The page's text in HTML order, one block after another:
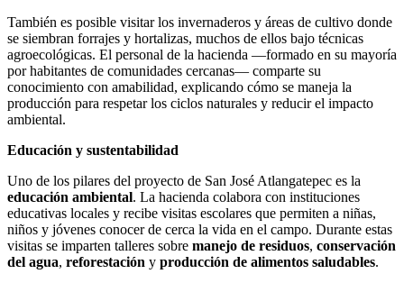
También es posible visitar los invernaderos y áreas de cultivo donde
se siembran forrajes y hortalizas, muchos de ellos bajo técnicas
agroecológicas. El personal de la hacienda —formado en su mayoría
por habitantes de comunidades cercanas— comparte su
conocimiento con amabilidad, explicando cómo se maneja la
producción para respetar los ciclos naturales y reducir el impacto
ambiental.
Educación y sustentabilidad
Uno de los pilares del proyecto de San José Atlangatepec es la
educación ambiental. La hacienda colabora con instituciones
educativas locales y recibe visitas escolares que permiten a niñas,
niños y jóvenes conocer de cerca la vida en el campo. Durante estas
visitas se imparten talleres sobre manejo de residuos, conservación
del agua, reforestación y producción de alimentos saludables.